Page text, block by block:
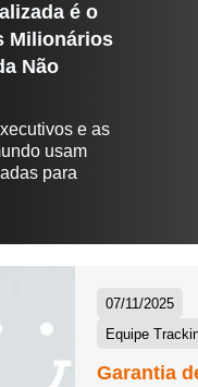
é o
Milionários
Não
e as
usam
para
07/11/2025
Equipe
Garantia